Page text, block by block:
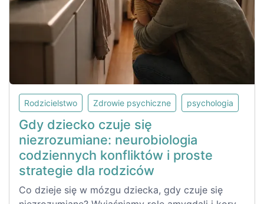
Rodzicielstwo Zdrowie psychiczne psychologia
Gdy dziecko czuje się
niezrozumiane: neurobiologia
codziennych konfliktów i proste
strategie dla rodziców
Co dzieje się w mózgu dziecka, gdy czuje się